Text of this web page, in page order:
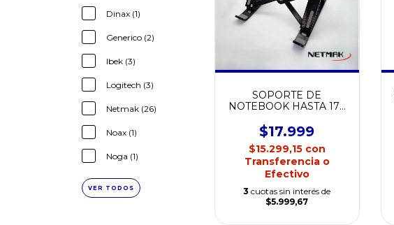
Dinax (1)
Generico (2)
Ibek (3)
Logitech (3)
Netmak (26)
Noax (1)
Noga (1)
VER TODOS
SOPORTE DE
NOTEBOOK HASTA 17´
$17.999
$15.299,15 con
Transferencia o
Efectivo
3 cuotas sin interés de
$5.999,67